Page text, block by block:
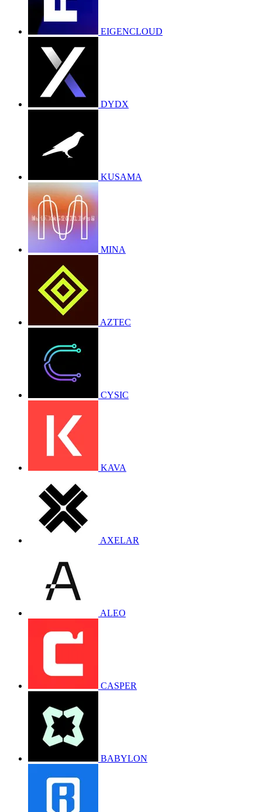
EIGENCLOUD
DYDX
KUSAMA
MINA
AZTEC
CYSIC
KAVA
AXELAR
ALEO
CASPER
BABYLON